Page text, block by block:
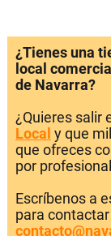
¿Tienes una
local
de Navarra?
¿Quieres salir
Local y que
que ofreces
por
Escríbenos a
para